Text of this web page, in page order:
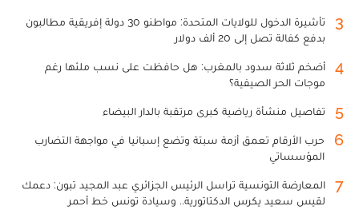
3
تأشيرة الدخول للولايات المتحدة: مواطنو 30 دولة إفريقية مطالبون
بدفع كفالة تصل إلى 20 ألف دولار
4
أضخم ثلاثة سدود بالمغرب: هل حافظت على نسب ملئها رغم
موجات الحر الصيفية؟
5 تفاصيل منشأة رياضية كبرى مرتقبة بالدار البيضاء
6
حرب الأرقام تعمق أزمة سبتة وتضع إسبانيا في مواجهة التضارب
المؤسساتي
7
المعارضة التونسية تراسل الرئيس الجزائري عبد المجيد تبون: دعمك
لقيس سعيد يكرس الدكتاتورية.. وسيادة تونس خط أحمر